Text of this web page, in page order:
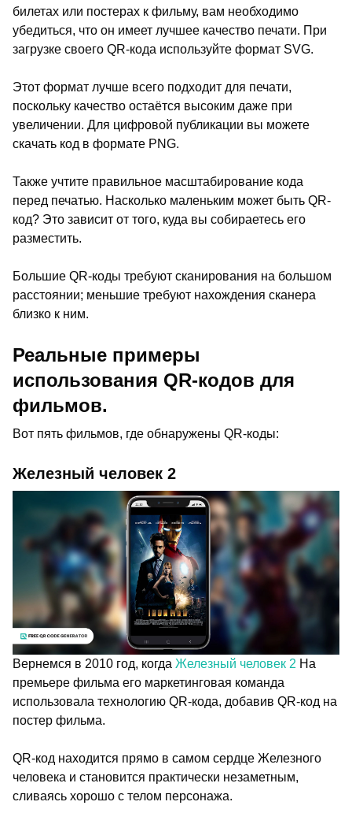
билетах или постерах к фильму, вам необходимо
убедиться, что он имеет лучшее качество печати. При
загрузке своего QR-кода используйте формат SVG.
Этот формат лучше всего подходит для печати,
поскольку качество остаётся высоким даже при
увеличении. Для цифровой публикации вы можете
скачать код в формате PNG.
Также учтите правильное масштабирование кода
перед печатью. Насколько маленьким может быть QR-
код? Это зависит от того, куда вы собираетесь его
разместить.
Большие QR-коды требуют сканирования на большом
расстоянии; меньшие требуют нахождения сканера
близко к ним.
Реальные примеры
использования QR-кодов для
фильмов.
Вот пять фильмов, где обнаружены QR-коды:
Железный человек 2
Вернемся в 2010 год, когда Железный человек 2 На
премьере фильма его маркетинговая команда
использовала технологию QR-кода, добавив QR-код на
постер фильма.
QR-код находится прямо в самом сердце Железного
человека и становится практически незаметным,
сливаясь хорошо с телом персонажа.